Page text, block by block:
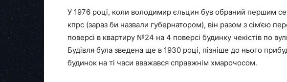
У 1976 році, коли володимир єльцин був обраний першим
кпрс (зараз би назвали губернатором), він разом з сім’єю
поверсі в квартиру №24 на 4 поверсі будинку чекістів по
Будівля була зведена ще в 1930 році, пізніше до нього
будинок на ті часи вважався справжнім хмарочосом.